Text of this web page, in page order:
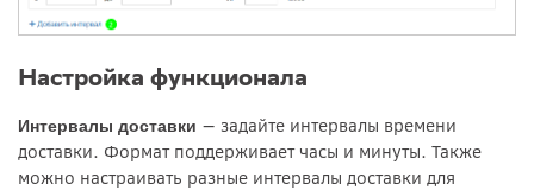
Настройка функционала
Интервалы доставки — задайте интервалы времени
доставки. Формат поддерживает часы и минуты. Также
можно настраивать разные интервалы доставки для